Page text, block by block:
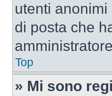
utenti
di posta che
Top
» Mi sono